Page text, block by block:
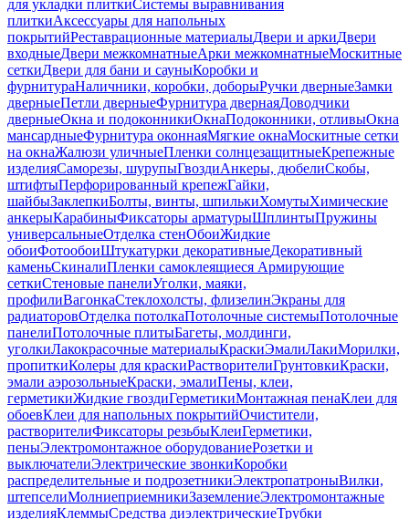
для укладки плиткиСистемы выравнивания
плиткиАксессуары для напольных
покрытийРеставрационные материалыДвери и аркиДвери
входныеДвери межкомнатныеАрки межкомнатныеМоскитные
сеткиДвери для бани и сауныКоробки и
фурнитураНаличники, коробки, доборыРучки дверныеЗамки
дверныеПетли дверныеФурнитура двернаяДоводчики
дверныеОкна и подоконникиОкнаПодоконники, отливыОкна
мансардныеФурнитура оконнаяМягкие окнаМоскитные сетки
на окнаЖалюзи уличныеПленки солнцезащитныеКрепежные
изделияСаморезы, шурупыГвоздиАнкеры, дюбелиСкобы,
штифтыПерфорированный крепежГайки,
шайбыЗаклепкиБолты, винты, шпилькиХомутыХимические
анкерыКарабиныФиксаторы арматурыШплинтыПружины
универсальныеОтделка стенОбоиЖидкие
обоиФотообоиШтукатурки декоративныеДекоративный
каменьСкиналиПленки самоклеящиеся Армирующие
сеткиСтеновые панелиУголки, маяки,
профилиВагонкаСтеклохолсты, флизелинЭкраны для
радиаторовОтделка потолкаПотолочные системыПотолочные
панелиПотолочные плитыБагеты, молдинги,
уголкиЛакокрасочные материалыКраскиЭмалиЛакиМорилки,
пропиткиКолеры для краскиРастворителиГрунтовкиКраски,
эмали аэрозольныеКраски, эмалиПены, клеи,
герметикиЖидкие гвоздиГерметикиМонтажная пенаКлеи для
обоевКлеи для напольных покрытийОчистители,
растворителиФиксаторы резьбыКлеиГерметики,
пеныЭлектромонтажное оборудованиеРозетки и
выключателиЭлектрические звонкиКоробки
распределительные и подрозетникиЭлектропатроныВилки,
штепселиМолниеприемникиЗаземлениеЭлектромонтажные
изделияКлеммыСредства диэлектрическиеТрубки